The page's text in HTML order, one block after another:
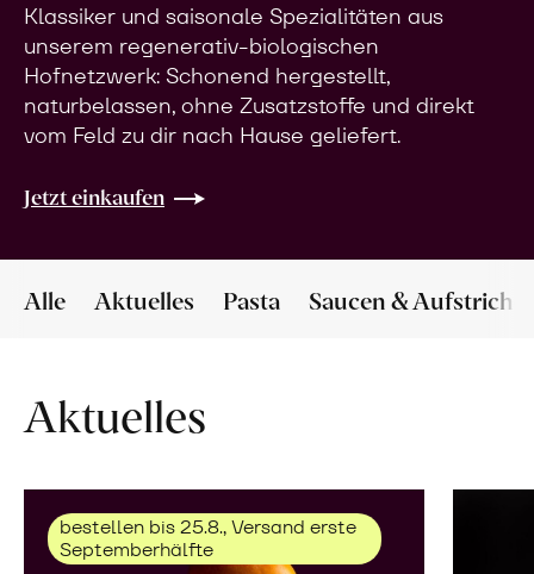
Klassiker und saisonale Spezialitäten aus
unserem regenerativ-biologischen
Hofnetzwerk: Schonend hergestellt,
naturbelassen, ohne Zusatzstoffe und direkt
vom Feld zu dir nach Hause geliefert.
Jetzt einkaufen
Alle Aktuelles Pasta Saucen & Aufstriche
Aktuelles
bestellen bis 25.8., Versand erste
Septemberhälfte